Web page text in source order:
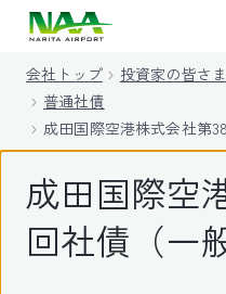
会社トップ 投資家の皆さ
普通社債
成田国際空港株式会社第
成田国際空
回社債（一